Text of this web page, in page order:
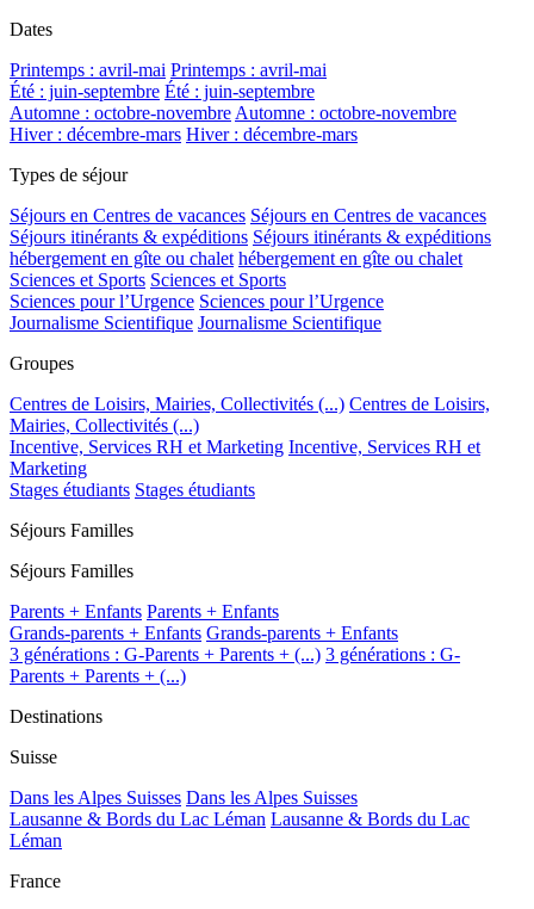
Dates
Printemps : avril-mai Printemps : avril-mai
Été : juin-septembre Été : juin-septembre
Automne : octobre-novembre Automne : octobre-novembre
Hiver : décembre-mars Hiver : décembre-mars
Types de séjour
Séjours en Centres de vacances Séjours en Centres de vacances
Séjours itinérants & expéditions Séjours itinérants & expéditions
hébergement en gîte ou chalet hébergement en gîte ou chalet
Sciences et Sports Sciences et Sports
Sciences pour l’Urgence Sciences pour l’Urgence
Journalisme Scientifique Journalisme Scientifique
Groupes
Centres de Loisirs, Mairies, Collectivités (...) Centres de Loisirs,
Mairies, Collectivités (...)
Incentive, Services RH et Marketing Incentive, Services RH et
Marketing
Stages étudiants Stages étudiants
Séjours Familles
Séjours Familles
Parents + Enfants Parents + Enfants
Grands-parents + Enfants Grands-parents + Enfants
3 générations : G-Parents + Parents + (...) 3 générations : G-
Parents + Parents + (...)
Destinations
Suisse
Dans les Alpes Suisses Dans les Alpes Suisses
Lausanne & Bords du Lac Léman Lausanne & Bords du Lac
Léman
France